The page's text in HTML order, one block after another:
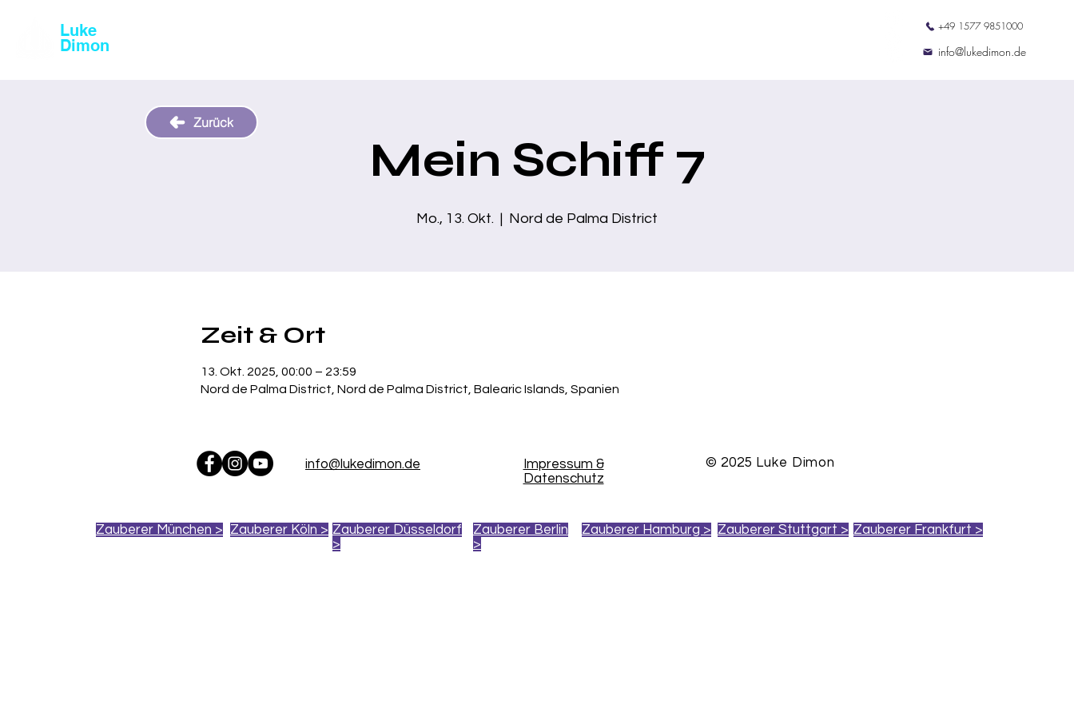
Luke
Dimon
+49 1577 9851000
info@lukedimon.de
Mein Schiff 7
Mo., 13. Okt.
  |
Nord de Palma District
Zeit & Ort
13. Okt. 2025, 00:00 – 23:59
Nord de Palma District, Nord de Palma District, Balearic Islands, Spanien
Zurück
info@lukedimon.de
Zauberer München > Zauberer Köln > Zauberer Düsseldorf
>
Impressum &
Datenschutz
© 2025 Luke Dimon
Zauberer Berlin
>
Zauberer Hamburg > Zauberer Stuttgart > Zauberer Frankfurt >